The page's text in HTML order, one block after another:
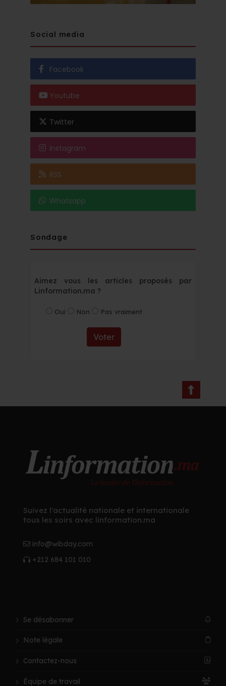
Social media
Facebook
Youtube
Twitter
Instagram
RSS
Whatsapp
Sondage
Aimez vous les articles proposés par
Linformation.ma ?
Oui Non Pas vraiment
Voter
Suivez l'actualité nationale et internationale
tous les soirs avec linformation.ma
info@wibday.com
+212 684 101 010
Se désabonner
Note légale
Contactez-nous
Équipe de travail